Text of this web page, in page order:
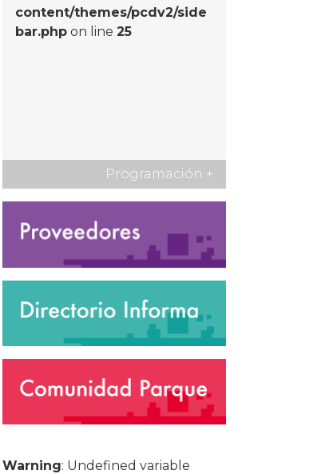
content/themes/pcdv2/side
bar.php on line25
Programación +
Warning: Undefined variable